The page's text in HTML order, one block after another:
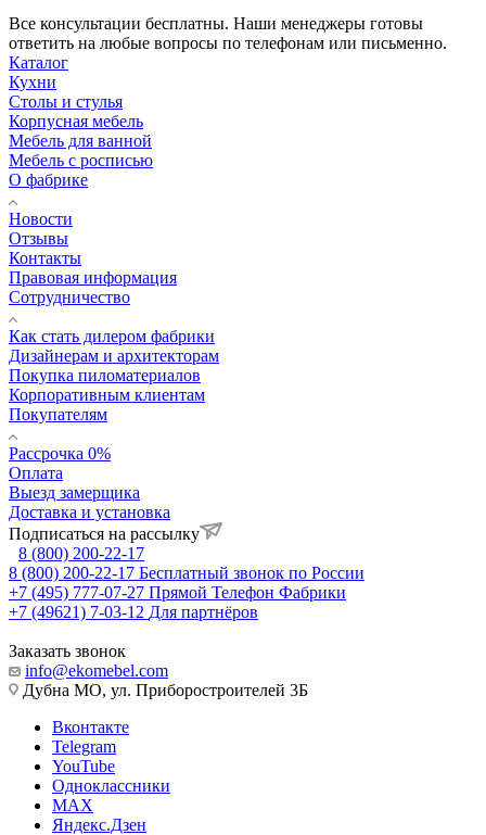
Все консультации бесплатны. Наши менеджеры готовы
ответить на любые вопросы по телефонам или письменно.
Каталог
Кухни
Столы и стулья
Корпусная мебель
Мебель для ванной
Мебель с росписью
О фабрике
Новости
Отзывы
Контакты
Правовая информация
Сотрудничество
Как стать дилером фабрики
Дизайнерам и архитекторам
Покупка пиломатериалов
Корпоративным клиентам
Покупателям
Рассрочка 0%
Оплата
Выезд замерщика
Доставка и установка
Подписаться на рассылку
8 (800) 200-22-17
8 (800) 200-22-17 Бесплатный звонок по России
+7 (495) 777-07-27 Прямой Телефон Фабрики
+7 (49621) 7-03-12 Для партнёров
Заказать звонок
info@ekomebel.com
Дубна МО, ул. Приборостроителей 3Б
Вконтакте
Telegram
YouTube
Одноклассники
MAX
Яндекс.Дзен